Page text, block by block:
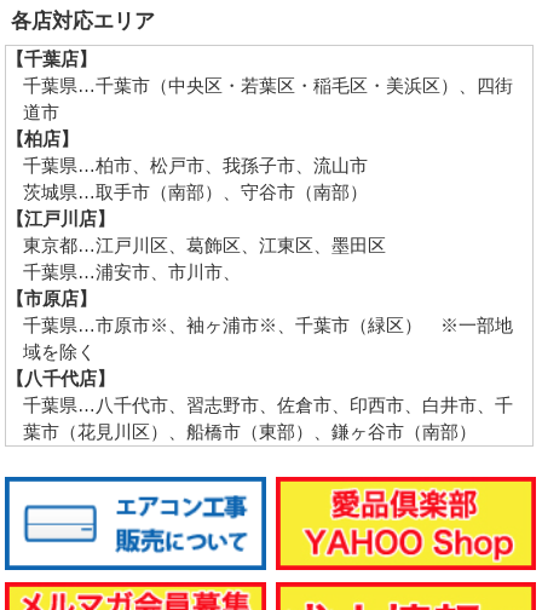
各店対応エリア
【千葉店】
千葉県…千葉市（中央区・若葉区・稲毛区・美浜区）、四街
道市
【柏店】
千葉県…柏市、松戸市、我孫子市、流山市
茨城県…取手市（南部）、守谷市（南部）
【江戸川店】
東京都…江戸川区、葛飾区、江東区、墨田区
千葉県…浦安市、市川市、
【市原店】
千葉県…市原市※、袖ヶ浦市※、千葉市（緑区） ※一部地
域を除く
【八千代店】
千葉県…八千代市、習志野市、佐倉市、印西市、白井市、千
葉市（花見川区）、船橋市（東部）、鎌ヶ谷市（南部）